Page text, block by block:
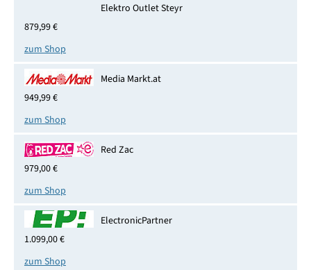
Elektro Outlet Steyr
879,99 €
zum Shop
Media Markt.at
949,99 €
zum Shop
Red Zac
979,00 €
zum Shop
ElectronicPartner
1.099,00 €
zum Shop